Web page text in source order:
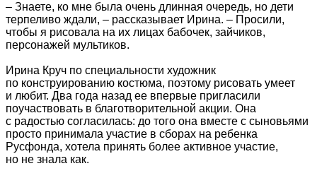
– Знаете, ко мне была очень длинная очередь, но дети
терпеливо ждали, – рассказывает Ирина. – Просили,
чтобы я рисовала на их лицах бабочек, зайчиков,
персонажей мультиков.
Ирина Круч по специальности художник
по конструированию костюма, поэтому рисовать умеет
и любит. Два года назад ее впервые пригласили
поучаствовать в благотворительной акции. Она
с радостью согласилась: до того она вместе с сыновьями
просто принимала участие в сборах на ребенка
Русфонда, хотела принять более активное участие,
но не знала как.